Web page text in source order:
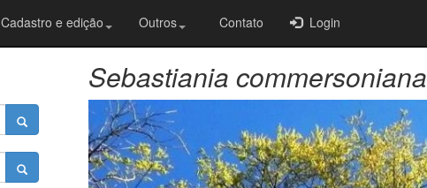
Cadastro e edição Outros Contato Login
Sebastiania commersoniana